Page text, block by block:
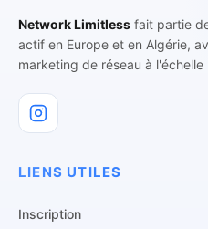
Network Limitless fait partie
actif en Europe et en Algérie,
marketing de réseau à l'échelle
LIENS UTILES
Inscription